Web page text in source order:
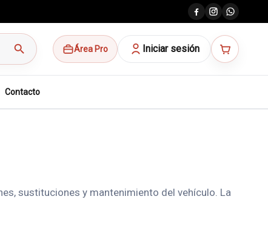
search Área Pro Iniciar sesión
Contacto
sustituciones y mantenimiento del vehículo. La